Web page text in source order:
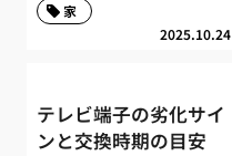
2025.10.24
家
テレビ端子の劣化サイ
ンと交換時期の目安